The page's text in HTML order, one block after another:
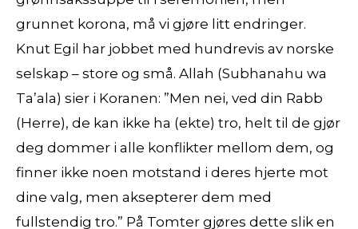
grunnet korona, må vi gjøre litt endringer.
Knut Egil har jobbet med hundrevis av norske
selskap – store og små. Allah (Subhanahu wa
Ta’ala) sier i Koranen: ”Men nei, ved din Rabb
(Herre), de kan ikke ha (ekte) tro, helt til de gjør
deg dommer i alle konflikter mellom dem, og
finner ikke noen motstand i deres hjerte mot
dine valg, men aksepterer dem med
fullstendig tro.” På Tomter gjøres dette slik en